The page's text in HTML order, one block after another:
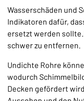
Wasserschäden und
Indikatoren dafür,
ersetzt werden
schwer zu entfernen.
Undichte Rohre
wodurch
Decken gefördert